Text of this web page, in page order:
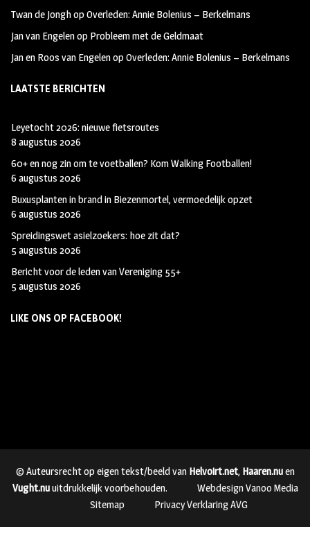
Twan de JonghopOverleden: Annie Bolenius – Berkelmans
Jan van Engelenop Probleem met de Geldmaat
Jan en Roos van EngelenopOverleden: Annie Bolenius – Berkelmans
LAATSTE BERICHTEN
Leyetocht 2026: nieuwe fietsroutes
8 augustus 2026
60+ en nog zin om te voetballen? Kom Walking Footballen!
6 augustus 2026
Buxusplanten in brand in Biezenmortel, vermoedelijk opzet
6 augustus 2026
Spreidingswet asielzoekers: hoe zit dat?
5 augustus 2026
Bericht voor de leden van Vereniging 55+
5 augustus 2026
LIKE ONS OP FACEBOOK!
© Auteursrecht op eigen tekst/beeld van Helvoirt.net, Haaren.nuen
Vught.nuuitdrukkelijk voorbehouden.
Webdesign Vanoo Media
Sitemap
Privacy Verklaring AVG